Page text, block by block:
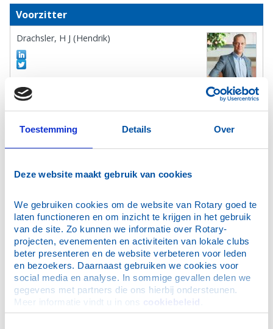
Toestemming Details Over
Deze website maakt gebruik van cookies
We gebruiken cookies om de website van Rotary goed te
laten functioneren en om inzicht te krijgen in het gebruik
van de site. Zo kunnen we informatie over Rotary-
projecten, evenementen en activiteiten van lokale clubs
beter presenteren en de website verbeteren voor leden
en bezoekers. Daarnaast gebruiken we cookies voor
social media en analyse. In sommige gevallen delen we
gegevens met partners die ons hierbij ondersteunen.
Meer informatie vindt u in ons cookiebeleid
Voorzitter
Drachsler, H J (Hendrik)
Oud-voorzitter
Secretaris
Luesink, J.A.J. (Jules)